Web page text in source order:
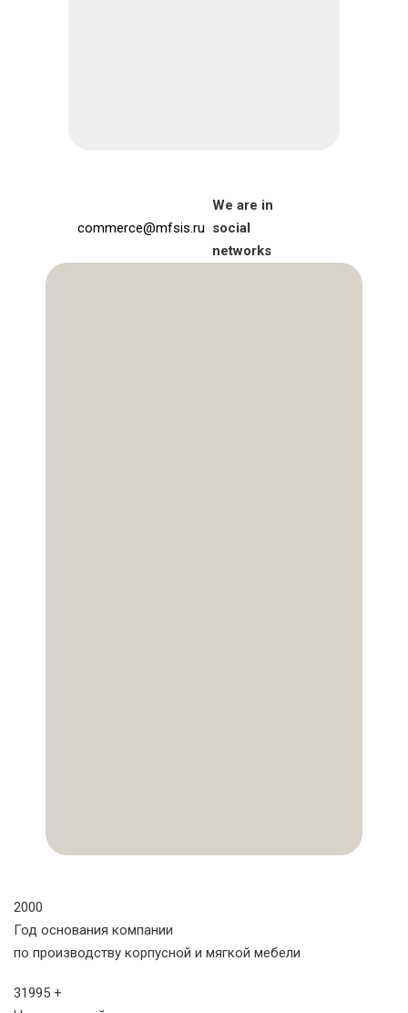
commerce@mfsis.ru
We are in
social
networks
2000
Год основания компании
по производству корпусной и мягкой мебели
31995 +